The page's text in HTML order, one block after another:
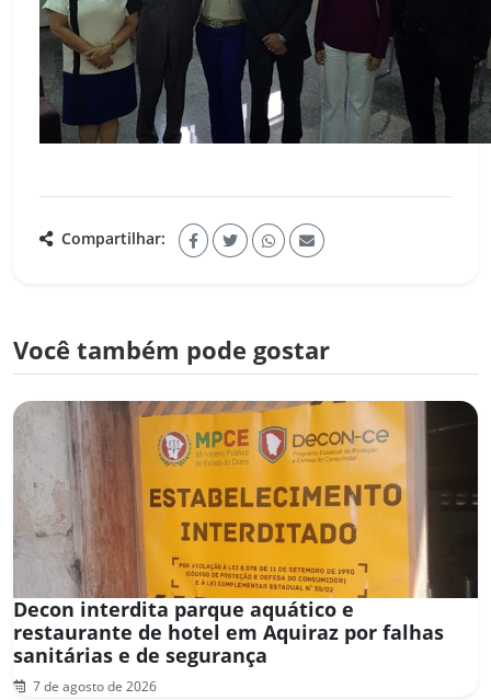
Compartilhar:
Você também pode gostar
Decon interdita parque aquático e
restaurante de hotel em Aquiraz por falhas
sanitárias e de segurança
7 de agosto de 2026